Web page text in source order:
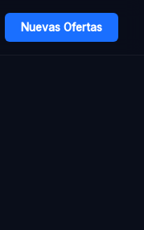
Nuevas Ofertas